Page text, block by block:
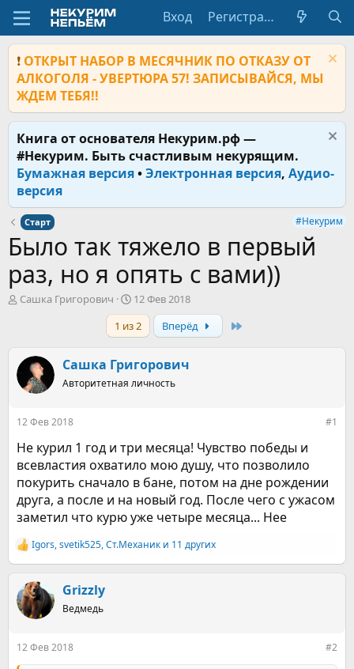
Вход Регистрация
❗ ОТКРЫТ НАБОР В МЕСЯЧНИК ПО ОТКАЗУ ОТ
АЛКОГОЛЯ - УВЕРТЮРА 57! ЗАПИСЫВАЙСЯ, МЫ
ЖДЕМ ТЕБЯ!!
Книга от основателя Некурим.рф —
#Некурим. Быть счастливым некурящим.
Бумажная версия•Электронная версия, Аудио-
версия
Старт #Некурим
Было так тяжело в первый
раз, но я опять с вами))
А
т
е
Сашка Григорович
Д
а
т
а
а
ч
12 Фев 2018
1 из 2
Вперёд
Сашка Григорович
Авторитетная личность
12 Фев 2018 #1
Не курил 1 год и три месяца! Чувство победы и
всевластия охватило мою душу, что позволило
покурить сначало в бане, потом на дне рождении
друга, а после и на новый год. После чего с ужасом
заметил что курю уже четыре месяца... Нее
Р
е
к
ц
и
Igors,svetik525,Ст.Механик и 11 других
Grizzly
Ведмедь
12 Фев 2018 #2